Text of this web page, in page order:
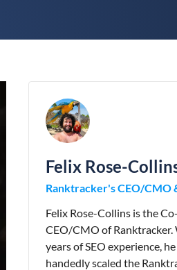
Felix Rose-
Ranktracker's CEO/CMO
Felix Rose-Collins is the
CEO/CMO of
years of SEO experience,
handedly scaled the